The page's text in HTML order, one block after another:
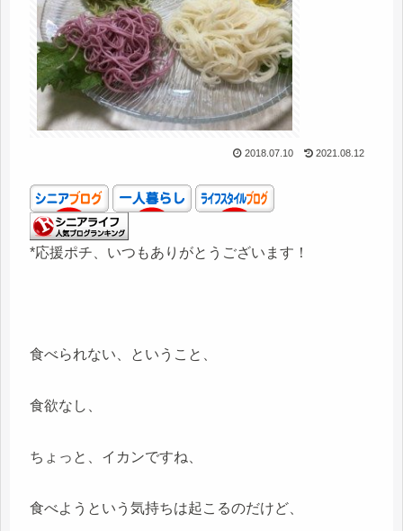
2018.07.10 2021.08.12
*応援ポチ、いつもありがとうございます！
食べられない、ということ、
食欲なし、
ちょっと、イカンですね、
食べようという気持ちは起こるのだけど、